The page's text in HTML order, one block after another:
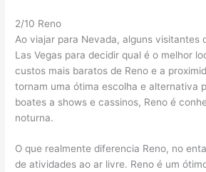
2/10 Reno
Ao viajar para Nevada, alguns visitantes
Las Vegas para decidir qual é o melhor
custos mais baratos de Reno e a
tornam uma ótima escolha e alternativa
boates a shows e cassinos, Reno é
noturna.
O que realmente diferencia Reno, no
de atividades ao ar livre. Reno é um